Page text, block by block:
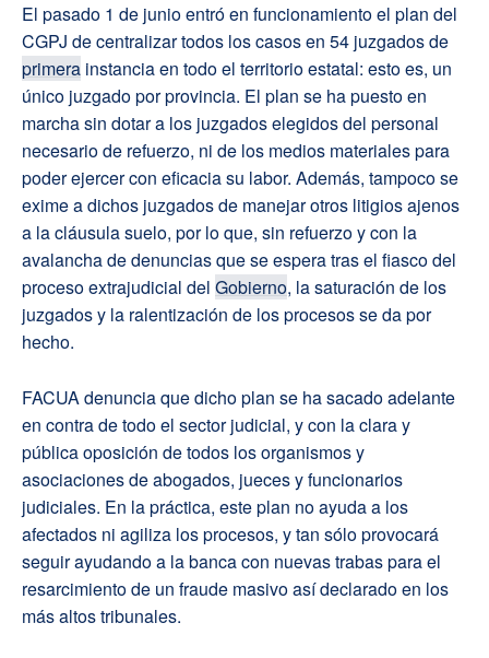
El pasado 1 de junio entró en funcionamiento el plan del
CGPJ de centralizar todos los casos en 54 juzgados de
primera instancia en todo el territorio estatal: esto es, un
único juzgado por provincia. El plan se ha puesto en
marcha sin dotar a los juzgados elegidos del personal
necesario de refuerzo, ni de los medios materiales para
poder ejercer con eficacia su labor. Además, tampoco se
exime a dichos juzgados de manejar otros litigios ajenos
a la cláusula suelo, por lo que, sin refuerzo y con la
avalancha de denuncias que se espera tras el fiasco del
proceso extrajudicial del Gobierno, la saturación de los
juzgados y la ralentización de los procesos se da por
hecho.
FACUA denuncia que dicho plan se ha sacado adelante
en contra de todo el sector judicial, y con la clara y
pública oposición de todos los organismos y
asociaciones de abogados, jueces y funcionarios
judiciales. En la práctica, este plan no ayuda a los
afectados ni agiliza los procesos, y tan sólo provocará
seguir ayudando a la banca con nuevas trabas para el
resarcimiento de un fraude masivo así declarado en los
más altos tribunales.